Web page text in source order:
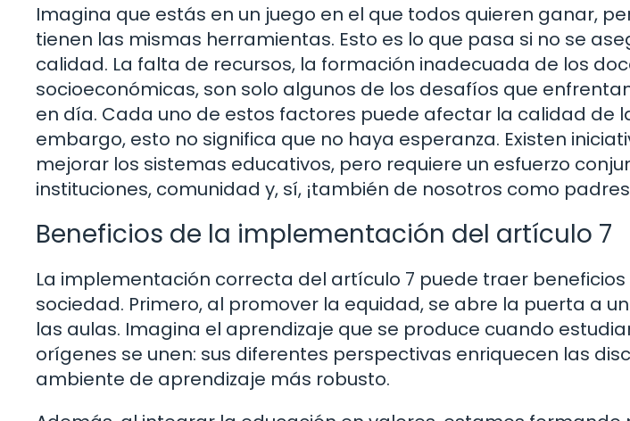
Imagina que estás en un juego en el que todos quieren ganar,
tienen las mismas herramientas. Esto es lo que pasa si no se
calidad. La falta de recursos, la formación inadecuada de los
socioeconómicas, son solo algunos de los desafíos que
en día. Cada uno de estos factores puede afectar la calidad de
embargo, esto no significa que no haya esperanza. Existen
mejorar los sistemas educativos, pero requiere un esfuerzo
instituciones, comunidad y, sí, ¡también de nosotros como
Beneficios de la implementación del artículo 7
La implementación correcta del artículo 7 puede traer
sociedad. Primero, al promover la equidad, se abre la puerta a
las aulas. Imagina el aprendizaje que se produce cuando
orígenes se unen: sus diferentes perspectivas enriquecen las
ambiente de aprendizaje más robusto.